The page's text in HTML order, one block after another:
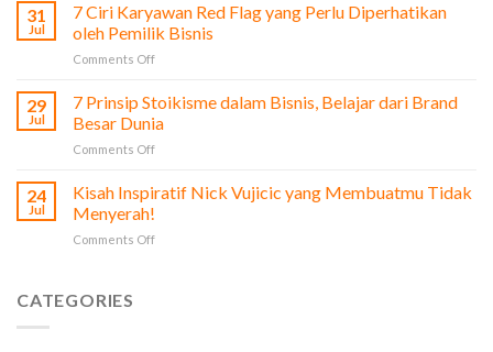
Network
untuk
Byung-
Chul:
Dari
Sayur
Samsung
31
Jul
7 Ciri Karyawan Red Flag yang Perlu Diperhatikan
oleh Pemilik Bisnis
Comments Offon
Ciri
Karyawan
Red
Flag
Perlu
29
Jul
7 Prinsip Stoikisme dalam Bisnis, Belajar dari Brand
Besar Dunia
Comments Offon
Prinsip
Stoikisme
Bisnis,
24
Jul
Kisah Inspiratif Nick Vujicic yang Membuatmu Tidak
Menyerah!
Comments Offon
CATEGORIES